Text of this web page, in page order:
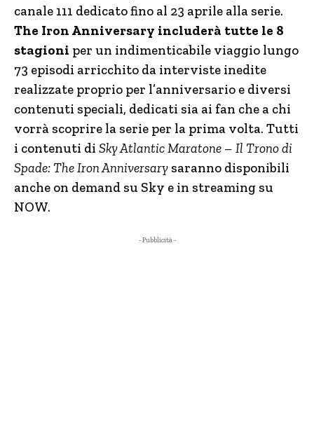
canale 111 dedicato fino al 23 aprile alla serie.
The Iron Anniversary includerà tutte le 8
stagioni per un indimenticabile viaggio lungo
73 episodi arricchito da interviste inedite
realizzate proprio per l’anniversario e diversi
contenuti speciali, dedicati sia ai fan che a chi
vorrà scoprire la serie per la prima volta. Tutti
i contenuti di Sky Atlantic Maratone – Il Trono di
Spade: The Iron Anniversary saranno disponibili
anche on demand su Sky e in streaming su
NOW.
- Pubblicità -